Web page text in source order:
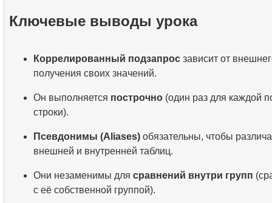
Ключевые выводы урока
Коррелированный подзапрос зависит от
получения своих значений.
Он выполняется построчно (один раз для каждой
строки).
Псевдонимы (Aliases) обязательны, чтобы
внешней и внутренней таблиц.
Они незаменимы для сравнений внутри групп
с её собственной группой).